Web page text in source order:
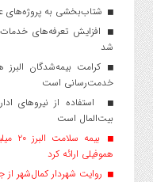
شتاب‌بخشی به پروژه‌های
افزایش تعرفه‌های
شد
کرامت بیمه‌شدگان
خدمت‌رسانی است
استفاده از نیروهای
بیت‌المال است
هموفیلی ارائه کرد
روایت شهردار کمال‌شهر از